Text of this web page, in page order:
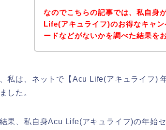
なのでこちらの記事では、私自身
Life(アキュライフ)のお得なキャ
ードなどがないかを調べた結果を
私は、ネットで【Acu Life(アキュライフ)
した。
果、私自身Acu Life(アキュライフ)の年始